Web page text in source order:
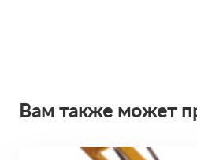
Вам также может